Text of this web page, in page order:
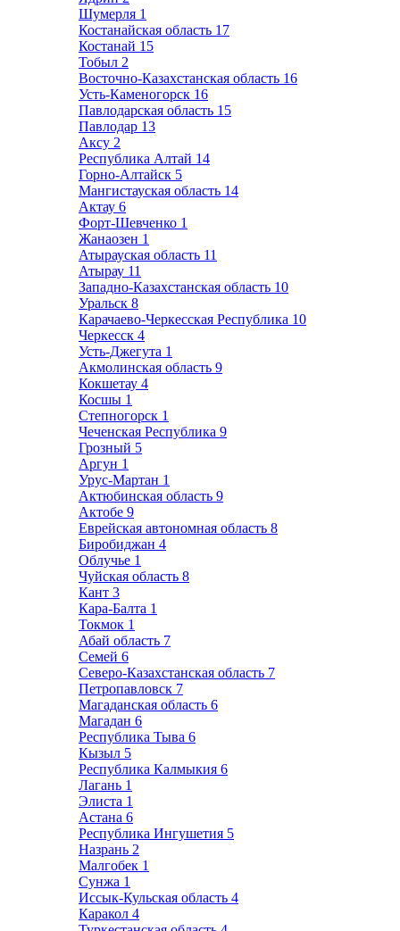
Шумерля 1
Костанайская область 17
Костанай 15
Тобыл 2
Восточно-Казахстанская область 16
Усть-Каменогорск 16
Павлодарская область 15
Павлодар 13
Аксу 2
Республика Алтай 14
Горно-Алтайск 5
Мангистауская область 14
Актау 6
Форт-Шевченко 1
Жанаозен 1
Атырауская область 11
Атырау 11
Западно-Казахстанская область 10
Уральск 8
Карачаево-Черкесская Республика 10
Черкесск 4
Усть-Джегута 1
Акмолинская область 9
Кокшетау 4
Косшы 1
Степногорск 1
Чеченская Республика 9
Грозный 5
Аргун 1
Урус-Мартан 1
Актюбинская область 9
Актобе 9
Еврейская автономная область 8
Биробиджан 4
Облучье 1
Чуйская область 8
Кант 3
Кара-Балта 1
Токмок 1
Абай область 7
Семей 6
Северо-Казахстанская область 7
Петропавловск 7
Магаданская область 6
Магадан 6
Республика Тыва 6
Кызыл 5
Республика Калмыкия 6
Лагань 1
Элиста 1
Астана 6
Республика Ингушетия 5
Назрань 2
Малгобек 1
Сунжа 1
Иссык-Кульская область 4
Каракол 4